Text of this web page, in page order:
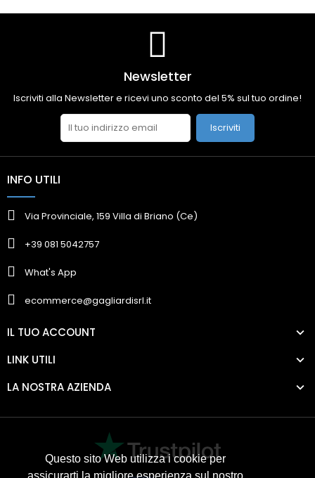
Questo sito Web utilizza i cookie per
Newsletter
Iscriviti alla Newsletter e ricevi uno sconto del 5% sul tuo ordine!
Iscriviti
INFO UTILI
Via Provinciale, 159 Villa di Briano (Ce)
+39 081 5042757
What's App
ecommerce@gagliardisrl.it
IL TUO ACCOUNT
LINK UTILI
LA NOSTRA AZIENDA